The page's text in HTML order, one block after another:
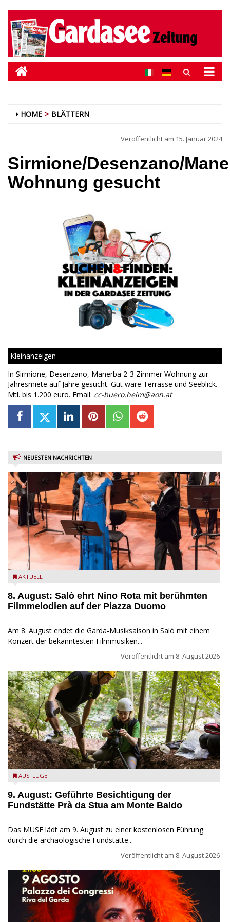
HOME BLÄTTERN
Veröffentlicht am 15. Januar 2024
Sirmione/Desenzano/
Wohnung gesucht
Kleinanzeigen
In Sirmione, Desenzano, Manerba 2-3 Zimmer Wohnung zur
Jahresmiete auf Jahre gesucht. Gut wäre Terrasse und Seeblick.
Mtl. bis 1.200 euro. Email: cc-buero.heim@aon.at
NEUESTEN NACHRICHTEN
Estate Musicale del Garda: Salò ehrt Nino Rota
AKTUELL
8. August: Salò ehrt Nino Rota mit berühmten
Filmmelodien auf der Piazza Duomo
Am 8. August endet die Garda-Musiksaison in Salò mit einem
Konzert der bekanntesten Filmmusiken...
Veröffentlicht am 8. August 2026
die archäologische Fundstätte Riparo Prà da Stua am Monte
AUSFLÜGE
9. August: Geführte Besichtigung der
Fundstätte Prà da Stua am Monte Baldo
Das MUSE lädt am 9. August zu einer kostenlosen Führung
durch die archäologische Fundstätte...
Veröffentlicht am 8. August 2026